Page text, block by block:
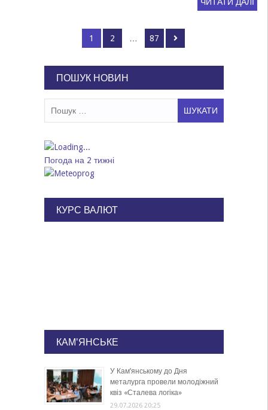
Пагінація
записів
Page
1 Page
2 Page
87
ПОШУК НОВИН
Погода на 2 тижні
КУРС ВАЛЮТ
КАМ'ЯНСЬКЕ
У Кам’янському до Дня
металурга провели молодіжний
квіз «Сталева логіка»
29.07.2026 20:25